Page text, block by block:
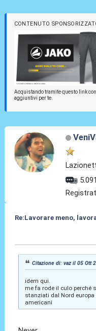
CONTENUTO
Acquistando tramite questo link
aggiuntivi per te.
5.091
Re:Lavorare meno,
Citazione di: vaz il 05 Ott
idem qui.
me fa rode il culo
stanziati dal Nord
americani